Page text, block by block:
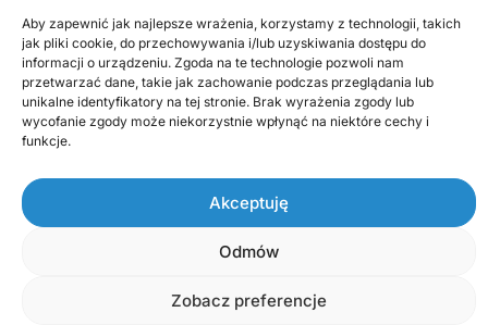
Aby zapewnić jak najlepsze wrażenia, korzystamy z technologii, takich
jak pliki cookie, do przechowywania i/lub uzyskiwania dostępu do
informacji o urządzeniu. Zgoda na te technologie pozwoli nam
przetwarzać dane, takie jak zachowanie podczas przeglądania lub
unikalne identyfikatory na tej stronie. Brak wyrażenia zgody lub
wycofanie zgody może niekorzystnie wpłynąć na niektóre cechy i
funkcje.
Akceptuję
Odmów
Zobacz preferencje
Wołodyjowskiej
16,54-515
Wrocław NIP:
751-170-47-63
REGON:
161500746
Aktualności
Kontakt
Indywidualna
nauka
pływania
COPYRIGHT © 2026. ALL RIGHTS RESERVED – SZKOŁA PŁYWANIA
NEMO SWIM